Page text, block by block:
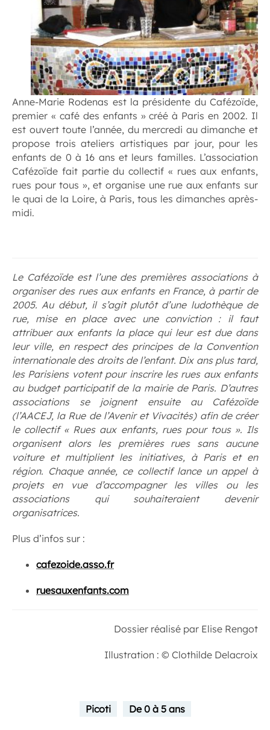
Anne-Marie Rodenas est la présidente du Cafézoïde,
premier « café des enfants » créé à Paris en 2002. Il
est ouvert toute l’année, du mercredi au dimanche et
propose trois ateliers artistiques par jour, pour les
enfants de 0 à 16 ans et leurs familles. L’association
Cafézoïde fait partie du collectif « rues aux enfants,
rues pour tous », et organise une rue aux enfants sur
le quai de la Loire, à Paris, tous les dimanches après-
midi.
Le Cafézoïde est l’une des premières associations à
organiser des rues aux enfants en France, à partir de
2005. Au début, il s’agit plutôt d’une ludothèque de
rue, mise en place avec une conviction : il faut
attribuer aux enfants la place qui leur est due dans
leur ville, en respect des principes de la Convention
internationale des droits de l’enfant. Dix ans plus tard,
les Parisiens votent pour inscrire les rues aux enfants
au budget participatif de la mairie de Paris. D’autres
associations se joignent ensuite au Cafézoïde
(l’AACEJ, la Rue de l’Avenir et Vivacités) afin de créer
le collectif « Rues aux enfants, rues pour tous ». Ils
organisent alors les premières rues sans aucune
voiture et multiplient les initiatives, à Paris et en
région. Chaque année, ce collectif lance un appel à
projets en vue d’accompagner les villes ou les
associations qui souhaiteraient devenir
organisatrices.
Plus d’infos sur :
cafezoide.asso.fr
ruesauxenfants.com
Dossier réalisé par Elise Rengot
Illustration : © Clothilde Delacroix
Picoti De 0 à 5 ans